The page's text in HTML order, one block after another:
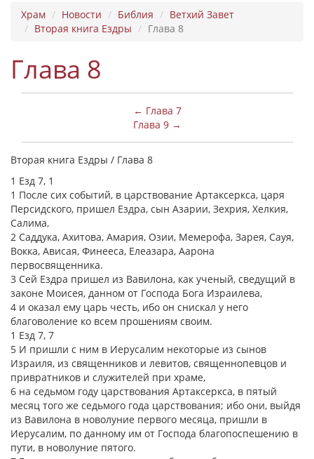
Храм Новости Библия
Ветхий Завет
Вторая книга Ездры
Глава 8
Глава 8
← Глава 7
Глава 9 →
Вторая книга Ездры / Глава 8
1 Езд 7, 1
1 После сих событий, в царствование Артаксеркса, царя
Персидского, пришел Ездра, сын Азарии, Зехрия, Хелкия,
Салима,
2 Саддука, Ахитова, Амария, Озии, Мемерофа, Зарея, Сауя,
Вокка, Ависая, Финееса, Елеазара, Аарона
первосвященника.
3 Сей Ездра пришел из Вавилона, как ученый, сведущий в
законе Моисея, данном от Господа Бога Израилева,
4 и оказал ему царь честь, ибо он снискал у него
благоволение ко всем прошениям своим.
1 Езд 7, 7
5 И пришли с ним в Иерусалим некоторые из сынов
Израиля, из священников и левитов, священнопевцов и
привратников и служителей при храме,
6 на седьмом году царствования Артаксеркса, в пятый
месяц того же седьмого года царствования; ибо они, выйдя
из Вавилона в новолуние первого месяца, пришли в
Иерусалим, по данному им от Господа благопоспешению в
пути, в новолуние пятого.